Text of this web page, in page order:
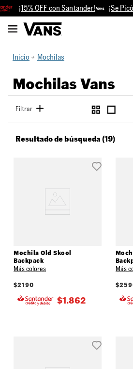
¡15% OFF con Santander! ¡Se Picó -
Inicio Mochilas
Mochilas Vans
Filtrar
Resultado de búsqueda (19)
Mochila Old Skool
Backpack
Más colores
$2190
$1.862
Más
$